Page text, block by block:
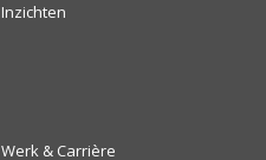
Inzichten
Werk & Carrière